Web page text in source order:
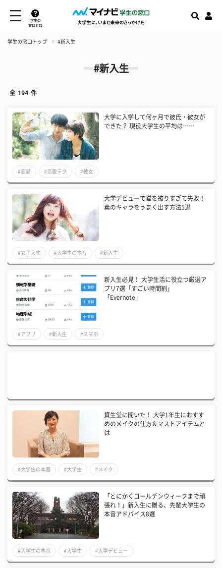
学生の
窓口とは
学生の窓口トップ #新入生
#新入生
全 194 件
大学に入学して何ヶ月で彼氏・彼女が
できた？ 現役大学生の平均は……
#恋愛 #恋愛テク #彼女
大学デビューで猫を被りすぎて失敗！
素のキャラをうまく出す方法5選
#女子大生 #大学生の本音 #新入生
新入生必見！ 大学生活に役立つ厳選ア
プリ7選「すごい時間割」
「Evernote」
#アプリ #新入生 #スマホ
資生堂に聞いた！ 大学1年生におすす
めのメイクの仕方＆マストアイテムと
は
#大学生の本音 #大学生 #メイク
「とにかくゴールデンウィークまで頑
張れ！」新入生に贈る、先輩大学生の
本音アドバイス8選
#大学生の本音 #大学生 #大学デビュー